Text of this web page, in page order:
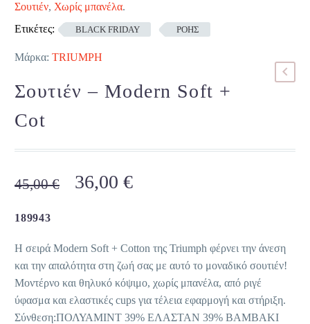
Σουτιέν, Χωρίς μπανέλα.
Ετικέτες:
BLACK FRIDAY ΡΟΗΣ
Μάρκα: TRIUMPH
Σουτιέν – Modern Soft +
Cot
45,00€
Original
45,00 €.
36,00 €Η
είναι:
36,00 €.
189943
Η σειρά Modern Soft + Cotton της Triumph φέρνει την άνεση
και την απαλότητα στη ζωή σας με αυτό το μοναδικό σουτιέν!
Μοντέρνο και θηλυκό κόψιμο, χωρίς μπανέλα, από ριγέ
ύφασμα και ελαστικές cups για τέλεια εφαρμογή και στήριξη.
Σύνθεση:ΠΟΛΥΑΜΙΝΤ 39% ΕΛΑΣΤΑΝ 39% ΒΑΜΒΑΚΙ